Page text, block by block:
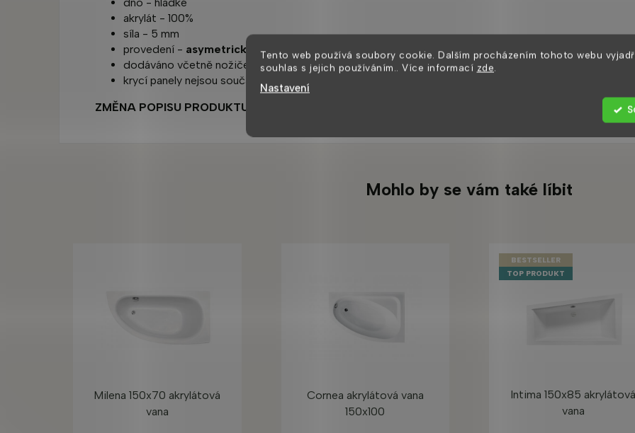
Tento web používá soubory cookie. Dalším procházením tohoto webu
souhlas s jejich používáním.. Více informací zde.
Nastavení
akrylát - 100%
síla - 5 mm
provedení - asymetrická - možnost dodání pravé nebo levévarianty
dodáváno včetně nožiček
krycí panely nejsou součástí
ZMĚNA POPISU PRODUKTU VYHRAZENA
Mohlo by se vám také líbit
Milena 150x70 akrylátová
vana
Cornea akrylátová vana
150x100
BESTSELLER
TOP PRODUKT
Intima 150x85 akrylátová
vana